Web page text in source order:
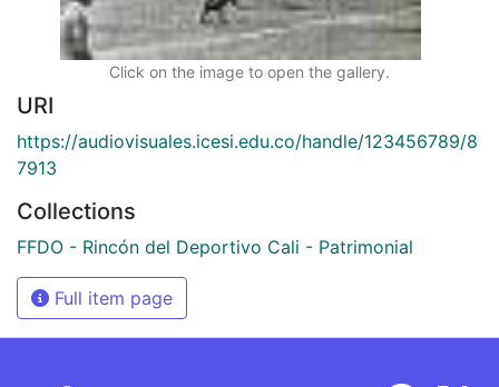
Click on the image to open the gallery.
URI
https://audiovisuales.icesi.edu.co/handle/123456789/8
7913
Collections
FFDO - Rincón del Deportivo Cali - Patrimonial
Full item page